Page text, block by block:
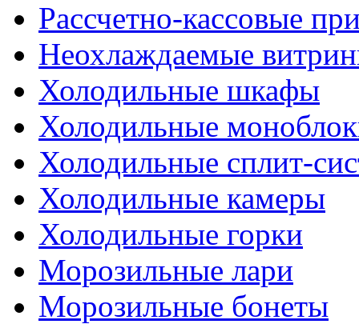
Рассчетно-кассовые
Неохлаждаемые
Холодильные шкафы
Холодильные
Холодильные сплит-
Холодильные камеры
Холодильные горки
Морозильные лари
Морозильные бонеты